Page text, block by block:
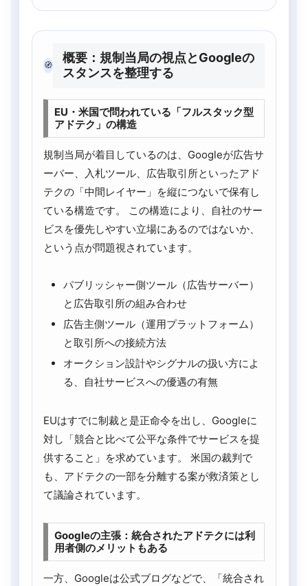
🧭
概要：規制当局の視点とGoogleの
スタンスを整理する
EU・米国で問われている「フルスタック型
アドテク」の構造
規制当局が着目しているのは、Googleが広告サ
ーバー、入札ツール、広告取引所といったアド
テクの「中間レイヤー」を縦につないで保有し
ている構造です。 この構造により、自社のサー
ビスを優先しやすい立場にあるのではないか、
という点が問題視されています。
パブリッシャー側ツール（広告サーバー）
と広告取引所の組み合わせ
広告主側ツール（運用プラットフォーム）
と取引所への接続方法
オークション設計やシグナルの扱い方によ
る、自社サービスへの優遇の有無
EUはすでに制裁と是正命令を出し、Googleに
対し「競合と比べて公平な条件でサービスを提
供すること」を求めています。 米国の裁判で
も、アドテクの一部を分離する案が救済策とし
て議論されています。
Googleの主張：統合されたアドテクには利
用者側のメリットもある
一方、Googleは公式ブログなどで、「統合され